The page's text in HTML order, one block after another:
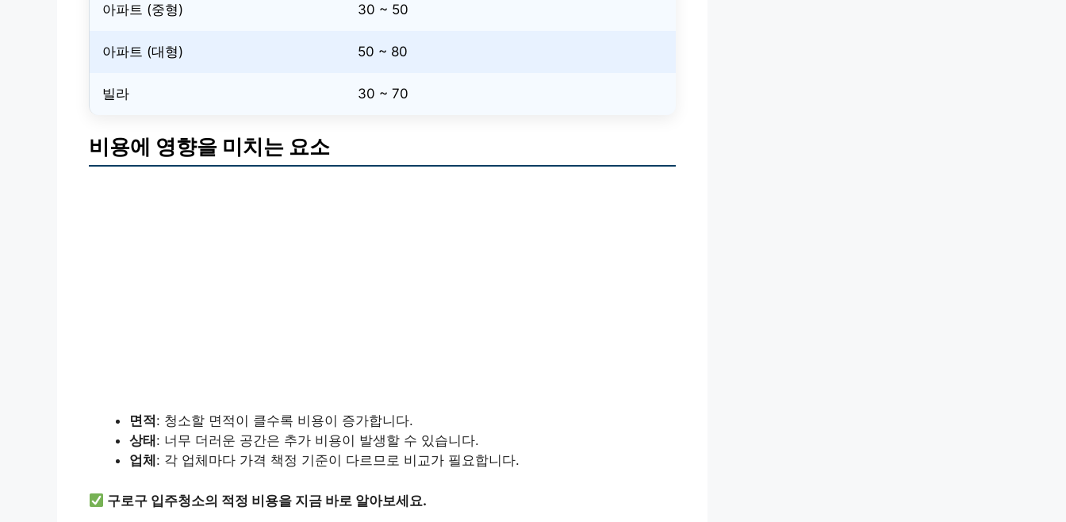
아파트 (중형) 30 ~ 50
아파트 (대형) 50 ~ 80
빌라 30 ~ 70
비용에 영향을 미치는 요소
면적 : 청소할 면적이 클수록 비용이 증가합니다.
상태 : 너무 더러운 공간은 추가 비용이 발생할 수 있습니다.
업체 : 각 업체마다 가격 책정 기준이 다르므로 비교가 필요합니다.
구로구 입주청소의 적정 비용을 지금 바로 알아보세요.